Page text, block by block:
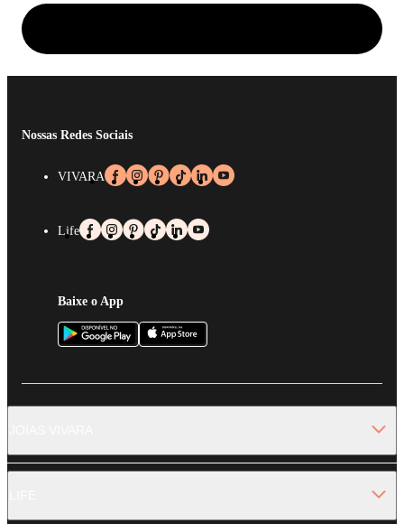
Nossas Redes Sociais
VIVARA
Life
Baixe o App